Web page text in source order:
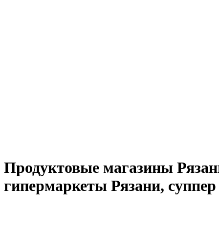
Продуктовые магазины
гипермаркеты Рязани,